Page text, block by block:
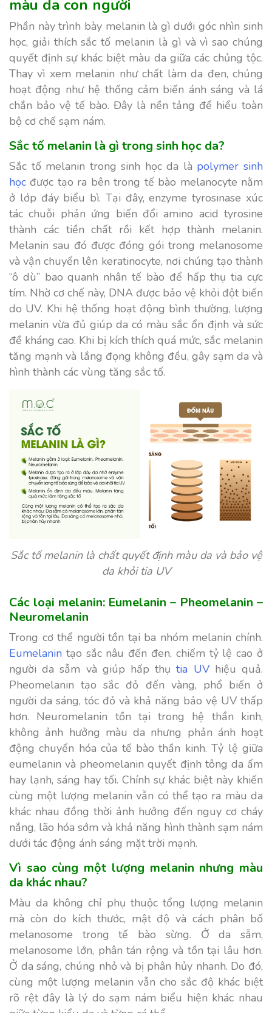
màu da con người
Phần này trình bày melanin là gì dưới góc nhìn sinh
học, giải thích sắc tố melanin là gì và vì sao chúng
quyết định sự khác biệt màu da giữa các chủng tộc.
Thay vì xem melanin như chất làm da đen, chúng
hoạt động như hệ thống cảm biến ánh sáng và lá
chắn bảo vệ tế bào. Đây là nền tảng để hiểu toàn
bộ cơ chế sạm nám.
Sắc tố melanin là gì trong sinh học da?
Sắc tố melanin trong sinh học da là polymer sinh
học được tạo ra bên trong tế bào melanocyte nằm
ở lớp đáy biểu bì. Tại đây, enzyme tyrosinase xúc
tác chuỗi phản ứng biến đổi amino acid tyrosine
thành các tiền chất rồi kết hợp thành melanin.
Melanin sau đó được đóng gói trong melanosome
và vận chuyển lên keratinocyte, nơi chúng tạo thành
“ô dù” bao quanh nhân tế bào để hấp thụ tia cực
tím. Nhờ cơ chế này, DNA được bảo vệ khỏi đột biến
do UV. Khi hệ thống hoạt động bình thường, lượng
melanin vừa đủ giúp da có màu sắc ổn định và sức
đề kháng cao. Khi bị kích thích quá mức, sắc melanin
tăng mạnh và lắng đọng không đều, gây sạm da và
hình thành các vùng tăng sắc tố.
Sắc tố melanin là chất quyết định màu da và bảo vệ
da khỏi tia UV
Các loại melanin: Eumelanin – Pheomelanin –
Neuromelanin
Trong cơ thể người tồn tại ba nhóm melanin chính.
Eumelanin tạo sắc nâu đến đen, chiếm tỷ lệ cao ở
người da sẫm và giúp hấp thụtia UVhiệu quả.
Pheomelanin tạo sắc đỏ đến vàng, phổ biến ở
người da sáng, tóc đỏ và khả năng bảo vệ UV thấp
hơn. Neuromelanin tồn tại trong hệ thần kinh,
không ảnh hưởng màu da nhưng phản ánh hoạt
động chuyển hóa của tế bào thần kinh. Tỷ lệ giữa
eumelanin và pheomelanin quyết định tông da ấm
hay lạnh, sáng hay tối. Chính sự khác biệt này khiến
cùng một lượng melanin vẫn có thể tạo ra màu da
khác nhau đồng thời ảnh hưởng đến nguy cơ cháy
nắng, lão hóa sớm và khả năng hình thành sạm nám
dưới tác động ánh sáng mặt trời mạnh.
Vì sao cùng một lượng melanin nhưng màu
da khác nhau?
Màu da không chỉ phụ thuộc tổng lượng melanin
mà còn do kích thước, mật độ và cách phân bố
melanosome trong tế bào sừng. Ở da sẫm,
melanosome lớn, phân tán rộng và tồn tại lâu hơn.
Ở da sáng, chúng nhỏ và bị phân hủy nhanh. Do đó,
cùng một lượng melanin vẫn cho sắc độ khác biệt
rõ rệt đây là lý do sạm nám biểu hiện khác nhau